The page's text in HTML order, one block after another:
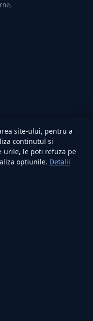
site-ului, pentru a
continutul si
urile, le poti refuza pe
optiunile. Detalii